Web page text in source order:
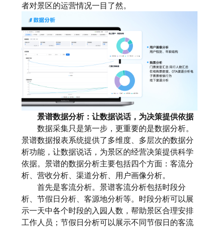
者对景区的运营情况一目了然。
景谱数据分析：让数据说话，为决策提供依据
数据采集只是第一步，更重要的是数据分析。
景谱数据报表系统提供了多维度、多层次的数据分
析功能，让数据说话，为景区的经营决策提供科学
依据。景谱的数据分析主要包括四个方面：客流分
析、营收分析、渠道分析、用户画像分析。
首先是客流分析。景谱客流分析包括时段分
析、节假日分析、客源地分析等。时段分析可以展
示一天中各个时段的入园人数，帮助景区合理安排
工作人员；节假日分析可以展示不同节假日的客流